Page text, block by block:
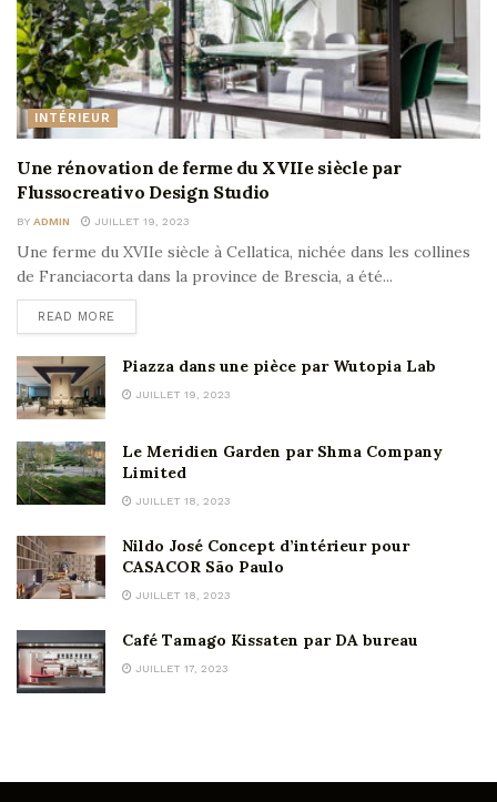
INTÉRIEUR
Une rénovation de ferme du XVIIe siècle par
Flussocreativo Design Studio
BY ADMIN JUILLET 19, 2023
Une ferme du XVIIe siècle à Cellatica, nichée dans les collines
de Franciacorta dans la province de Brescia, a été...
READ MORE
Piazza dans une pièce par Wutopia Lab
JUILLET 19, 2023
Le Meridien Garden par Shma Company
Limited
JUILLET 18, 2023
Nildo José Concept d’intérieur pour
CASACOR São Paulo
JUILLET 18, 2023
Café Tamago Kissaten par DA bureau
JUILLET 17, 2023